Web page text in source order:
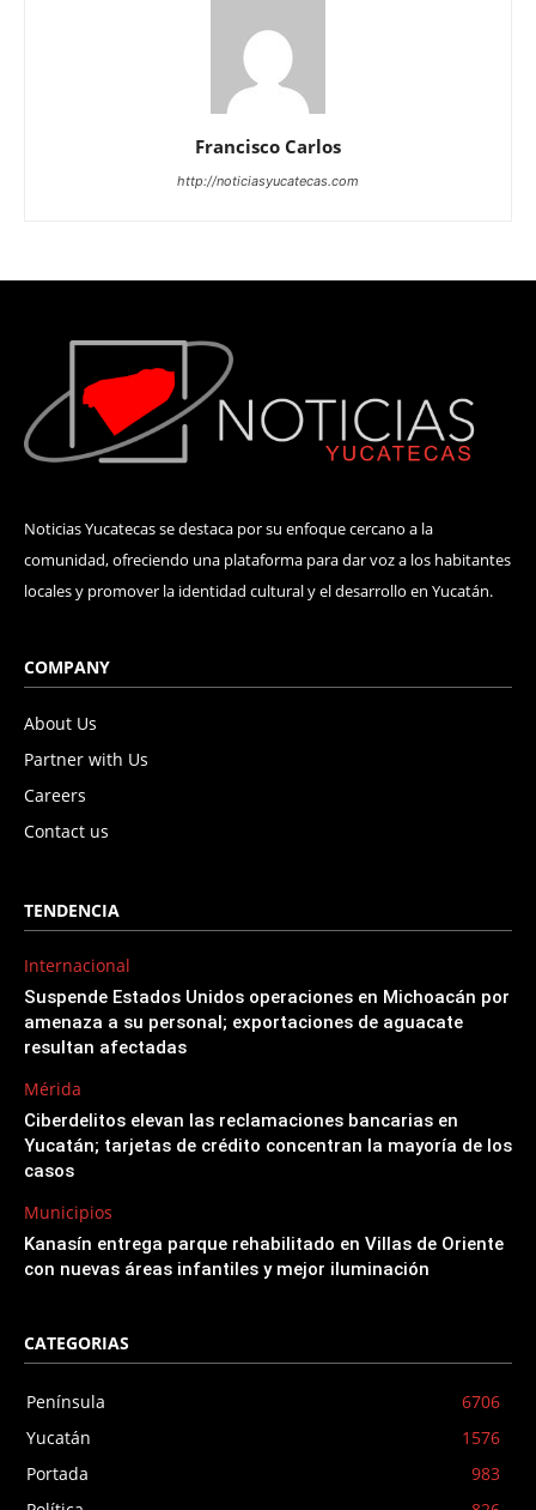
Francisco Carlos
http://noticiasyucatecas.com
Noticias Yucatecas se destaca por su enfoque cercano a la
comunidad, ofreciendo una plataforma para dar voz a los habitantes
locales y promover la identidad cultural y el desarrollo en Yucatán.
COMPANY
About Us
Partner with Us
Careers
Contact us
TENDENCIA
Internacional
Suspende Estados Unidos operaciones en Michoacán por
amenaza a su personal; exportaciones de aguacate
resultan afectadas
Mérida
Ciberdelitos elevan las reclamaciones bancarias en
Yucatán; tarjetas de crédito concentran la mayoría de los
casos
Municipios
Kanasín entrega parque rehabilitado en Villas de Oriente
con nuevas áreas infantiles y mejor iluminación
CATEGORIAS
Península
6706
Yucatán
1576
Portada
983